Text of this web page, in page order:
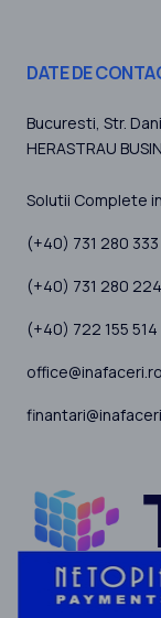
DATE DE
Bucuresti, Str.
HERASTRAU
Solutii Complete
(+40) 731 280 333
(+40) 731 280 224
(+40) 722 155 514
office@inafaceri.ro